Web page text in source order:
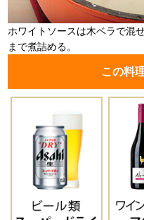
ホワイトソースは木ベラで混
まで煮詰める。
この料